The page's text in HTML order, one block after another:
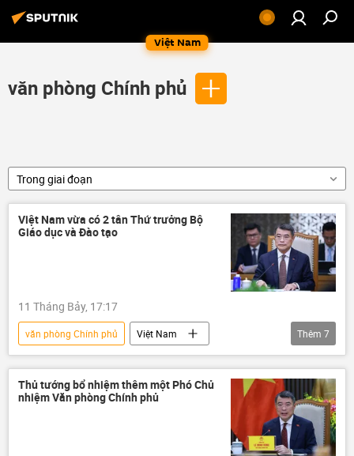
Việt Nam
văn phòng Chính phủ
Trong giai đoạn
Việt Nam vừa có 2 tân Thứ trưởng Bộ
Giáo dục và Đào tạo
11 Tháng Bảy, 17:17
văn phòng Chính phủ
Việt Nam
Bộ Giáo dục và Đào Tạo
Lê Minh Hưng
Chính phủ
Tây Ninh
Ninh Bình
Hà Nội
Canada
Thêm 7
Thủ tướng bổ nhiệm thêm một Phó Chủ
nhiệm Văn phòng Chính phủ